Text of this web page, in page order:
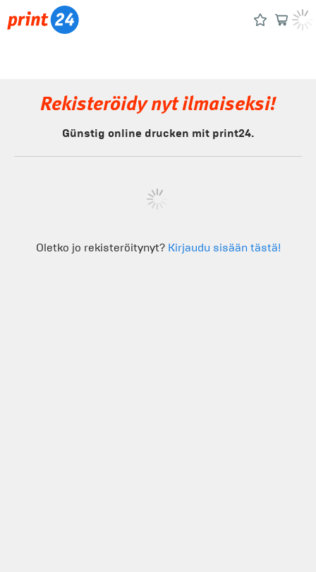
Rekisteröidy nyt ilmaiseksi!
Günstig online drucken mit print24.
Oletko jo rekisteröitynyt? Kirjaudu sisään tästä!